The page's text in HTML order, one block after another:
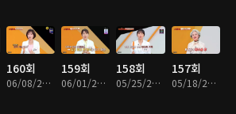
160회
06/08/2026 • 45분
159회
06/01/2026 • 45분
158회
05/25/2026 • 45분
157회
05/18/2026 • 45분